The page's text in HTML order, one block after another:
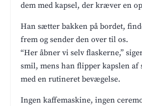
dem med kapsel, der kræver en
Han sætter bakken på bordet,
frem og sender den over til os.
“Her åbner vi selv flaskerne,”
smil, mens han flipper kapslen af
med en rutineret bevægelse.
Ingen kaffemaskine, ingen